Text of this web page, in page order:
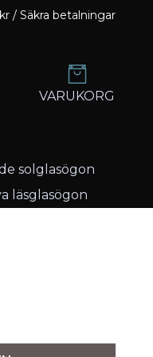
/ Säkra betalningar
VARUKORG
solglasögon
läsglasögon